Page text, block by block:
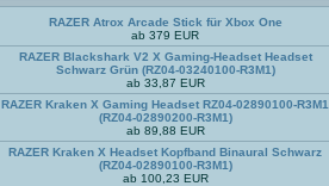
RAZER Atrox Arcade Stick für Xbox One
ab 379 EUR
RAZER Blackshark V2 X Gaming-Headset Headset
Schwarz Grün (RZ04-03240100-R3M1)
ab 33,87 EUR
RAZER Kraken X Gaming Headset RZ04-02890100-R3M1
(RZ04-02890200-R3M1)
ab 89,88 EUR
RAZER Kraken X Headset Kopfband Binaural Schwarz
(RZ04-02890100-R3M1)
ab 100,23 EUR